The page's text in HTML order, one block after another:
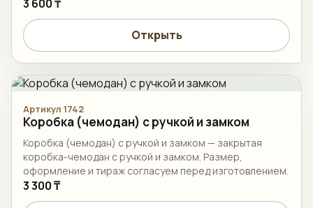
3 600 ₸
Открыть
Артикул 1742
Коробка (чемодан) с ручкой и замком
Коробка (чемодан) с ручкой и замком — закрытая
коробка-чемодан с ручкой и замком. Размер,
оформление и тираж согласуем перед изготовлением.
3 300 ₸